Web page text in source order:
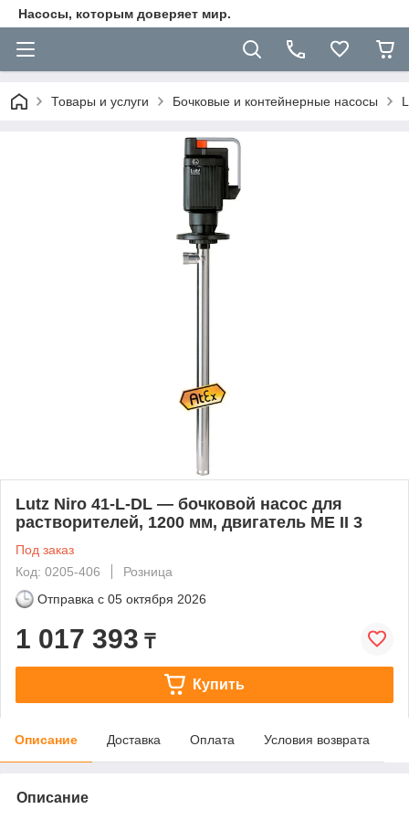
Насосы, которым доверяет мир.
Товары и услуги Бочковые и контейнерные насосы
Lutz Niro 41-L-DL — бочковой насос для
растворителей, 1200 мм, двигатель ME II 3
Под заказ
Код: 0205-406
Розница
Отправка с 05 октября 2026
1 017 393 ₸
Купить
Описание Доставка Оплата Условия возврата
Описание